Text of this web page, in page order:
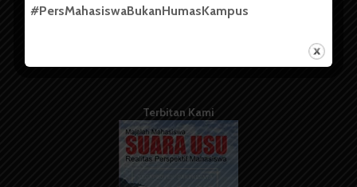
Kode Etik Jurnalistik
Terbitan Kami
#PersMahasiswaBukanHumasKampus